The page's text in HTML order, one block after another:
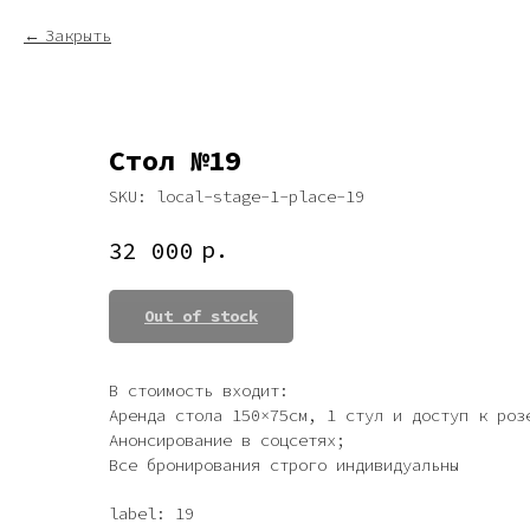
Закрыть
Стол №19
SKU: local-stage-1-place-19
32 000 р.
Out of stock
В стоимость входит:
Аренда стола 150×75см, 1 стул и доступ к
Анонсирование в соцсетях;
Все бронирования строго индивидуальны
label: 19